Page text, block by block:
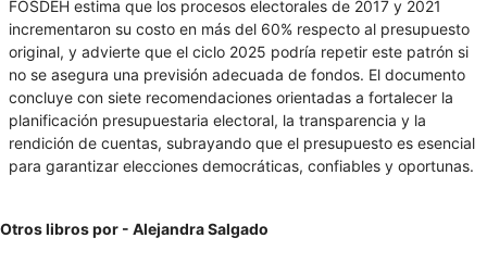
FOSDEH estima que los procesos electorales de 2017 y 2021
incrementaron su costo en más del 60% respecto al presupuesto
original, y advierte que el ciclo 2025 podría repetir este patrón si
no se asegura una previsión adecuada de fondos. El documento
concluye con siete recomendaciones orientadas a fortalecer la
planificación presupuestaria electoral, la transparencia y la
rendición de cuentas, subrayando que el presupuesto es esencial
para garantizar elecciones democráticas, confiables y oportunas.
Otros libros por - Alejandra Salgado